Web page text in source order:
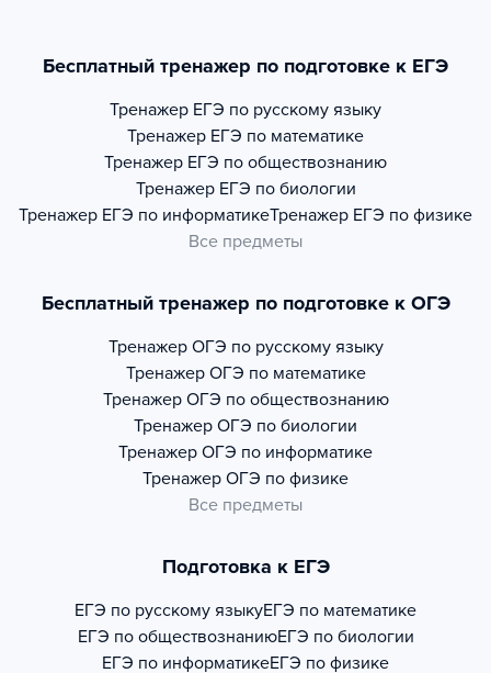
Бесплатный тренажер по подготовке к ЕГЭ
Тренажер ЕГЭ по русскому языку
Тренажер ЕГЭ по математике
Тренажер ЕГЭ по обществознанию
Тренажер ЕГЭ по биологии
Тренажер ЕГЭ по информатикеТренажер ЕГЭ по физике
Все предметы
Бесплатный тренажер по подготовке к ОГЭ
Тренажер ОГЭ по русскому языку
Тренажер ОГЭ по математике
Тренажер ОГЭ по обществознанию
Тренажер ОГЭ по биологии
Тренажер ОГЭ по информатике
Тренажер ОГЭ по физике
Все предметы
Подготовка к ЕГЭ
ЕГЭ по русскому языкуЕГЭ по математике
ЕГЭ по обществознаниюЕГЭ по биологии
ЕГЭ по информатикеЕГЭ по физике